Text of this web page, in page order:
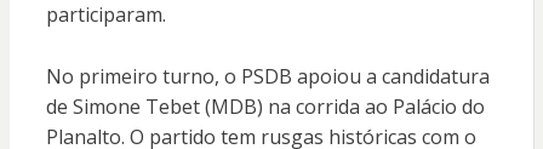
participaram.
No primeiro turno, o PSDB apoiou a candidatura
de Simone Tebet (MDB) na corrida ao Palácio do
Planalto. O partido tem rusgas históricas com o